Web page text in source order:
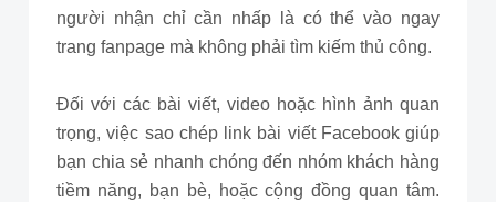
người nhận chỉ cần nhấp là có thể vào ngay
trang fanpage mà không phải tìm kiếm thủ công.
Đối với các bài viết, video hoặc hình ảnh quan
trọng, việc sao chép link bài viết Facebook giúp
bạn chia sẻ nhanh chóng đến nhóm khách hàng
tiềm năng, bạn bè, hoặc cộng đồng quan tâm.